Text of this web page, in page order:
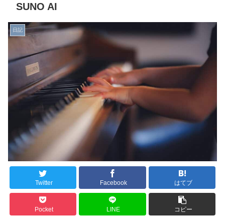
SUNO AI
日記
Twitter Facebook はてブ
Pocket LINE コピー